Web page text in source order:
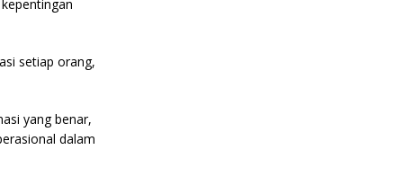
setiap orang,
yang benar,
dalam